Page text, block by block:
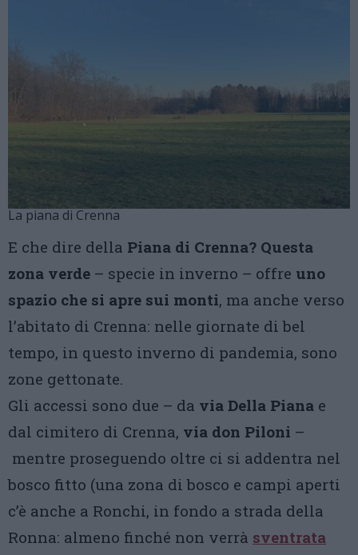
La piana di Crenna
E che dire della Piana di Crenna? Questa
zona verde – specie in inverno – offre uno
spazio che si apre sui monti, ma anche verso
l’abitato di Crenna: nelle giornate di bel
tempo, in questo inverno di pandemia, sono
zone gettonate.
Gli accessi sono due – da via Della Piana e
dal cimitero di Crenna, via don Piloni –
mentre proseguendo oltre ci si addentra nel
bosco fitto (una zona di bosco e campi aperti
c’è anche a Ronchi, in fondo a strada della
Ronna: almeno finché non verrà sventrata